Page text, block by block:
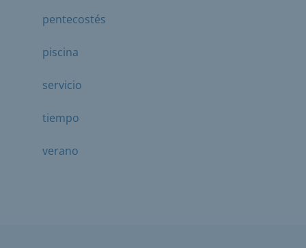
pentecostés
piscina
servicio
tiempo
verano